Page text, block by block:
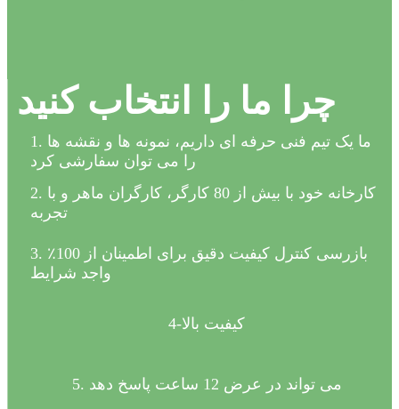
چرا ما را انتخاب کنید
1. ما یک تیم فنی حرفه ای داریم، نمونه ها و نقشه ها
را می توان سفارشی کرد
2. کارخانه خود با بیش از 80 کارگر، کارگران ماهر و با
تجربه
3. بازرسی کنترل کیفیت دقیق برای اطمینان از 100٪
واجد شرایط
4-کیفیت بالا
5. می تواند در عرض 12 ساعت پاسخ دهد